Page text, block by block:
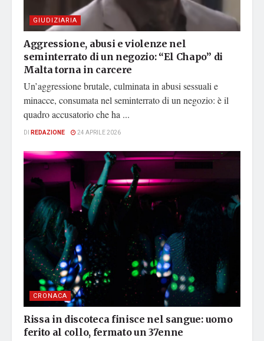
GIUDIZIARIA
Aggressione, abusi e violenze nel
seminterrato di un negozio: “El Chapo” di
Malta torna in carcere
Un’aggressione brutale, culminata in abusi sessuali e
minacce, consumata nel seminterrato di un negozio: è il
quadro accusatorio che ha ...
DI REDAZIONE 24 APRILE 2026
CRONACA
Rissa in discoteca finisce nel sangue: uomo
ferito al collo, fermato un 37enne